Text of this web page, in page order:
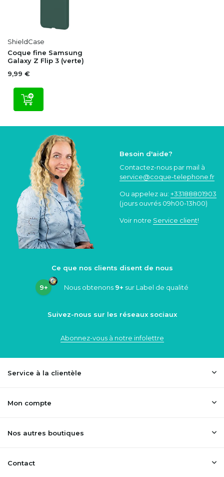
ShieldCase
Coque fine Samsung
Galaxy Z Flip 3 (verte)
9,99 €
Besoin d'aide?
Contactez-nous par mail à
service@coque-telephone.fr
Ou appelez au: +33188801903
(jours ouvrés 09h00-13h00)
Voir notre Service client!
Ce que nos clients disent de nous
9+ Nous obtenons 9+ sur Label de qualité
Suivez-nous sur les réseaux sociaux
Abonnez-vous à notre infolettre
Service à la clientèle
Mon compte
Nos autres boutiques
Contact